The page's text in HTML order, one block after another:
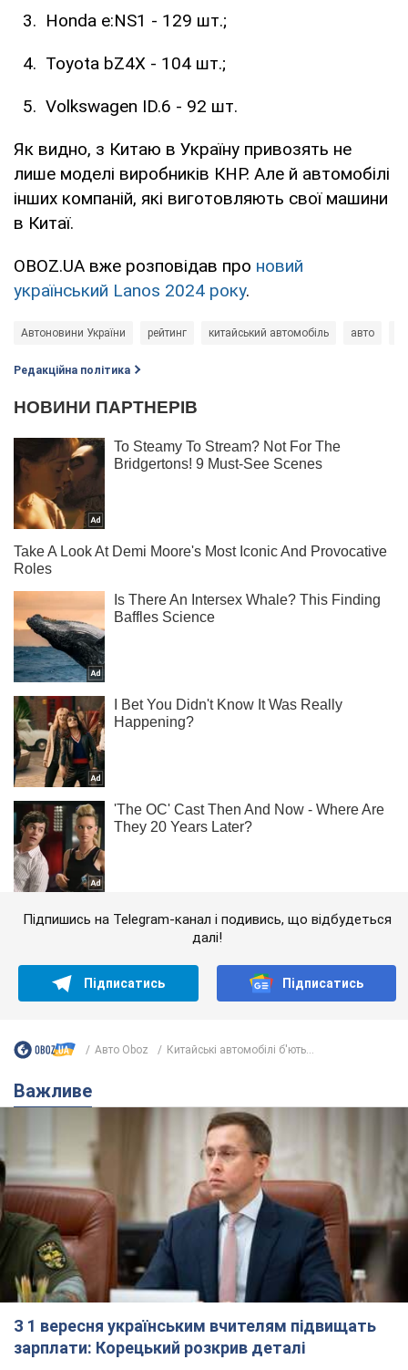
Honda e:NS1 - 129 шт.;
Toyota bZ4X - 104 шт.;
Volkswagen ID.6 - 92 шт.
Як видно, з Китаю в Україну привозять не
лише моделі виробників КНР. Але й автомобілі
інших компаній, які виготовляють свої машини
в Китаї.
OBOZ.UA вже розповідав про новий
український Lanos 2024 року.
Автоновини України рейтинг китайський автомобіль авто
Редакційна політика
Підпишись на Telegram-канал і подивись, що відбудеться
далі!
Підписатись Підписатись
Авто Oboz Китайські автомобілі б'ють...
Важливе
З 1 вересня українським вчителям підвищать
зарплати: Корецький розкрив деталі